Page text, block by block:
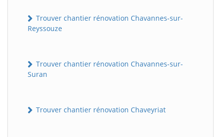
Trouver chantier rénovation Chavannes-sur-
Reyssouze
Trouver chantier rénovation Chavannes-sur-
Suran
Trouver chantier rénovation Chaveyriat